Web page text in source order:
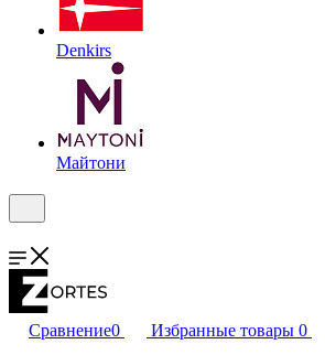
Denkirs
Майтони
Сравнение0 Избранные товары 0